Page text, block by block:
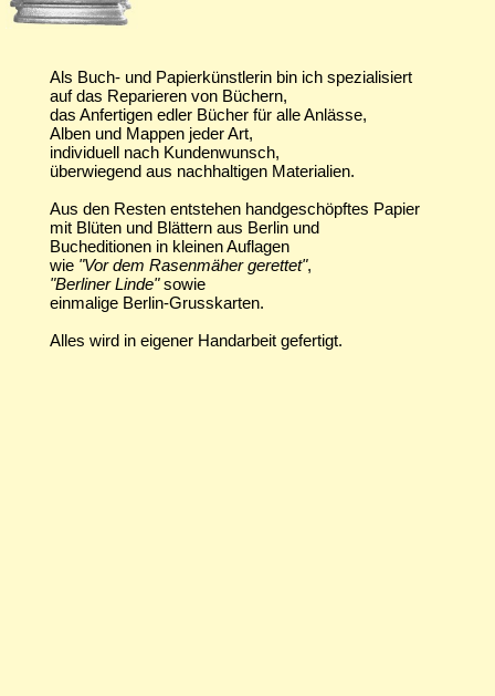
Als Buch- und Papierkünstlerin bin ich spezialisiert
auf das Reparieren von Büchern,
das Anfertigen edler Bücher für alle Anlässe,
Alben und Mappen jeder Art,
individuell nach Kundenwunsch,
überwiegend aus nachhaltigen Materialien.
Aus den Resten entstehen handgeschöpftes Papier
mit Blüten und Blättern aus Berlin und
Bucheditionen in kleinen Auflagen
wie "Vor dem Rasenmäher gerettet",
"Berliner Linde"sowie
einmalige Berlin-Grusskarten.
Alles wird in eigener Handarbeit gefertigt.